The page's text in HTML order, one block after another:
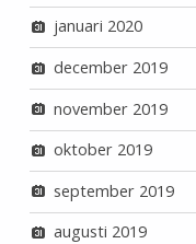
januari 2020
december 2019
november 2019
oktober 2019
september 2019
augusti 2019